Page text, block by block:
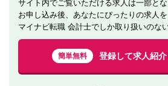
サイト内でご覧いただける求人は一部とな
お申し込み後、あなたにぴったりの求人を
マイナビ転職 会計士でしか取り扱いのな
簡単無料 登録して求人紹